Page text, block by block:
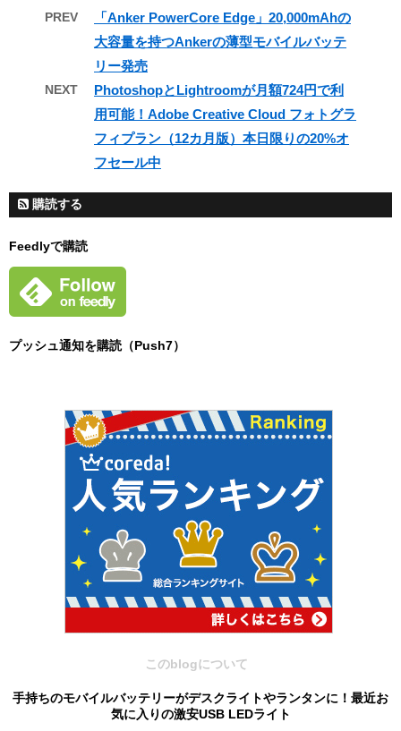
PREV
「Anker PowerCore Edge」20,000mAhの
大容量を持つAnkerの薄型モバイルバッテ
リー発売
NEXT
PhotoshopとLightroomが月額724円で利
用可能！Adobe Creative Cloud フォトグラ
フィプラン（12カ月版）本日限りの20%オ
フセール中
購読する
Feedlyで購読
プッシュ通知を購読（Push7）
このblogについて
手持ちのモバイルバッテリーがデスクライトやランタンに！最近お
気に入りの激安USB LEDライト